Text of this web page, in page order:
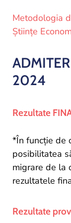
Metodologia
Științe
2024
Rezultate
*În funcție de
posibilitatea
migrare de la
rezultatele
Rezultate